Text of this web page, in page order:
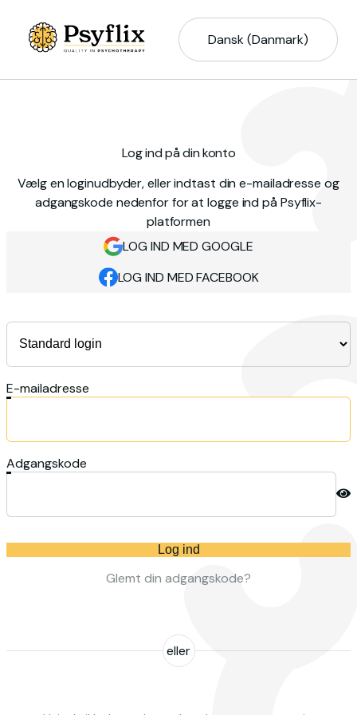
Dansk (Danmark)
Log ind på din konto
Vælg en loginudbyder, eller indtast din e-mailadresse og
adgangskode nedenfor for at logge ind på Psyflix-
platformen
LOG IND MED GOOGLE
LOG IND MED FACEBOOK
E-mailadresse
Adgangskode
Log ind
Glemt din adgangskode?
eller